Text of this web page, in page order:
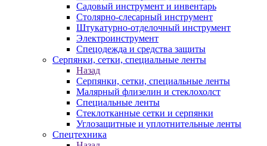
Садовый инструмент и инвентарь
Столярно-слесарный инструмент
Штукатурно-отделочный инструмент
Электроинструмент
Спецодежда и средства защиты
Серпянки, сетки, специальные ленты
Назад
Серпянки, сетки, специальные ленты
Малярный флизелин и стеклохолст
Специальные ленты
Стеклотканные сетки и серпянки
Углозащитные и уплотнительные ленты
Спецтехника